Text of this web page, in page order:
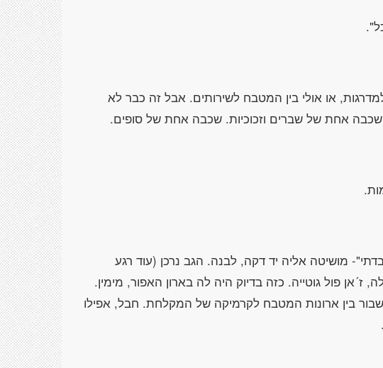
או אולי בין המטבח לשירותים. אבל זה כבר לא
אחת של שברים וזכוכיות. שכבה אחת של סופים.
מושיטה אליה יד דקה, לבנה. הגב נרכן (עוד רגע
פול גוטייה. כזה בדיוק היה לה בארון האפור, מימין.
בין ארונות המטבח לקרמיקה של המקלחת. חבל, אפילו